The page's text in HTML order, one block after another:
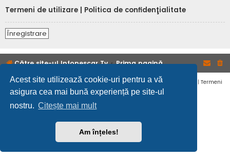
Acest site utilizează cookie-uri pentru a vă
asigura cea mai bună experiență pe site-ul
nostru. Citește mai mult
Am înțeles!
Termeni de utilizare
Politica de confidenţialitate
Înregistrare
Către site-ul Infopescar Tv Prima pagină
Confidențialitate | Termeni